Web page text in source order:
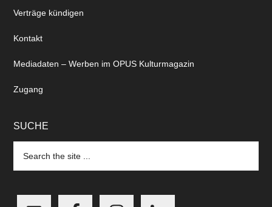
Verträge kündigen
Kontakt
Mediadaten – Werben im OPUS Kulturmagazin
Zugang
SUCHE
the